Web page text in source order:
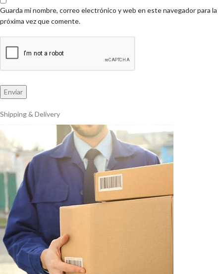
Guarda mi nombre, correo electrónico y web en este navegador para la
próxima vez que comente.
Shipping & Delivery